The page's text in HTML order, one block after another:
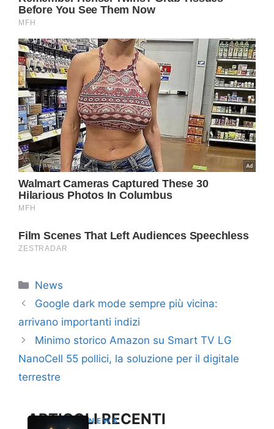
Categorie
News
Google dark mode sempre più vicina:
arrivano importanti indizi
Minimo storico Amazon su Smart TV LG
NanoCell 55 pollici, la soluzione per il digitale
terrestre
ARTICOLI RECENTI
NEWS